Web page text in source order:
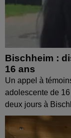
Bischheim :
16 ans
Un appel à
adolescente de
deux jours à